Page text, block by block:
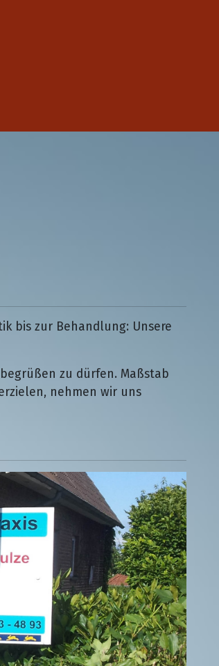
bis zur Behandlung: Unsere
zu dürfen. Maßstab
nehmen wir uns